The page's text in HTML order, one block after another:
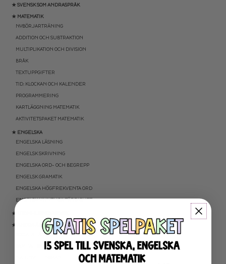
★ SVENSK SOM ANDRASPRÅK
★ MATEMATIK
NYBÖRJARTRÄNING
ADDITION OCH SUBTRAKTION
MULTIPLIKATION OCH DIVISION
BRÅK
TEXTUPPGIFTER
TID: KLOCKAN OCH KALENDER
PROGRAMMERING
KARTLÄGGNING MATEMATIK
AKTIVITETSPAKET MATEMATIK
★ ENGELSKA
ENGELSKA LÄSNING
ENGELSK SKRIVNING
ENGELSKA ORD- OCH BEGREPP
ENGELSK GRAMATIK
ENGELSKA HÖGFREKVENTA ORD
ENGELSK MUNTLIGA FÄRDIGHET
★ UTOMHUSPEDAGOGIK
★ ANDRA ÄMNEN
SOCIALA FÄRDIGHETER
SAMHÄLLSKUNSKAP